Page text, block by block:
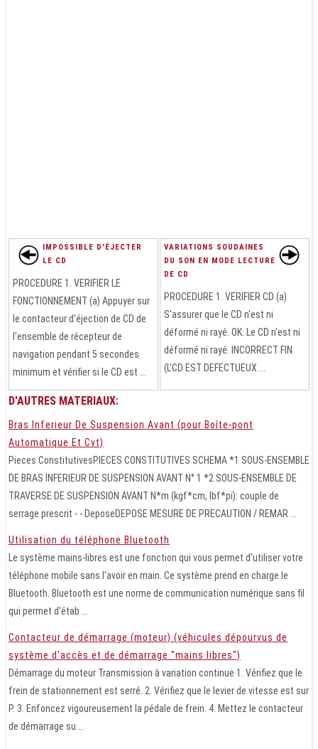
IMPOSSIBLE D'ÉJECTER
LE CD
PROCEDURE 1. VERIFIER LE
FONCTIONNEMENT (a) Appuyer sur
le contacteur d'éjection de CD de
l'ensemble de récepteur de
navigation pendant 5 secondes
minimum et vérifier si le CD est ...
VARIATIONS SOUDAINES
DU SON EN MODE LECTURE
DE CD
PROCEDURE 1. VERIFIER CD (a)
S'assurer que le CD n'est ni
déformé ni rayé. OK: Le CD n'est ni
déformé ni rayé. INCORRECT FIN
(L'CD EST DEFECTUEUX ...
D'AUTRES MATERIAUX:
Bras Inferieur De Suspension Avant (pour Boîte-pont
Automatique Et Cvt)
Pieces ConstitutivesPIECES CONSTITUTIVES SCHEMA *1 SOUS-ENSEMBLE
DE BRAS INFERIEUR DE SUSPENSION AVANT N° 1 *2 SOUS-ENSEMBLE DE
TRAVERSE DE SUSPENSION AVANT N*m (kgf*cm, lbf*pi): couple de
serrage prescrit - - DeposeDEPOSE MESURE DE PRECAUTION / REMAR ...
Utilisation du téléphone Bluetooth
Le système mains-libres est une fonction qui vous permet d'utiliser votre
téléphone mobile sans l'avoir en main. Ce système prend en charge le
Bluetooth. Bluetooth est une norme de communication numérique sans fil
qui permet d'étab ...
Contacteur de démarrage (moteur) (véhicules dépourvus de
système d'accès et de démarrage "mains libres")
Démarrage du moteur Transmission à variation continue 1. Vérifiez que le
frein de stationnement est serré. 2. Vérifiez que le levier de vitesse est sur
P. 3. Enfoncez vigoureusement la pédale de frein. 4. Mettez le contacteur
de démarrage su ...